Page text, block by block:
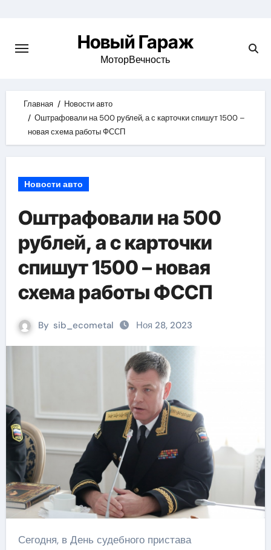
content
Новый Гараж
МоторВечность
Главная
Новости авто
Оштрафовали на 500 рублей, а с карточки спишут 1500 –
новая схема работы ФССП
Новости авто
Оштрафовали на 500
рублей, а с карточки
спишут 1500 – новая
схема работы ФССП
By sib_ecometal Ноя 28, 2023
Сегодня, в День судебного пристава